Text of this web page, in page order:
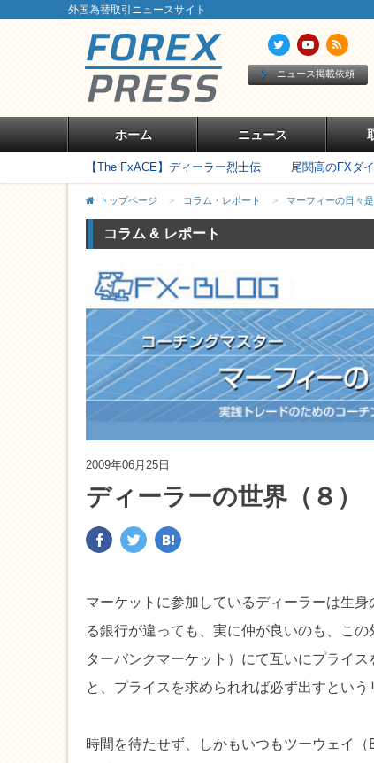
外国為替取引ニュースサイト
ニュース掲載依頼
ホーム ニュース
【The FxACE】ディーラー烈士伝 尾関高のFXダ
トップページ > コラム・レポート > マーフィーの日々
コラム & レポート
2009年06月25日
ディーラーの世界（８）
マーケットに参加しているディーラーは生
る銀行が違っても、実に仲が良いのも、こ
ターバンクマーケット）にて互いにプライ
と、プライスを求められれば必ず出すとい
時間を待たせず、しかもいつもツーウェイ